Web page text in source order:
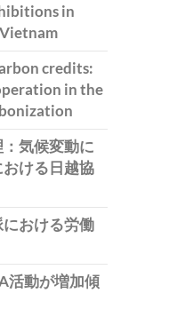
in
credits:
in the
気候変動に
ける日越協
おける労働
活動が増加傾